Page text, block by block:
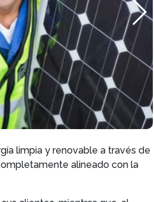
limpia y renovable a través de
alineado con la